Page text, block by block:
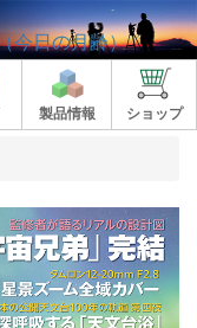
製品情報 ショップ